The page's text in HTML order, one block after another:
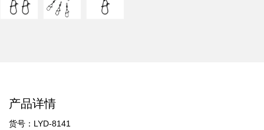
产品详情
货号：LYD-8141